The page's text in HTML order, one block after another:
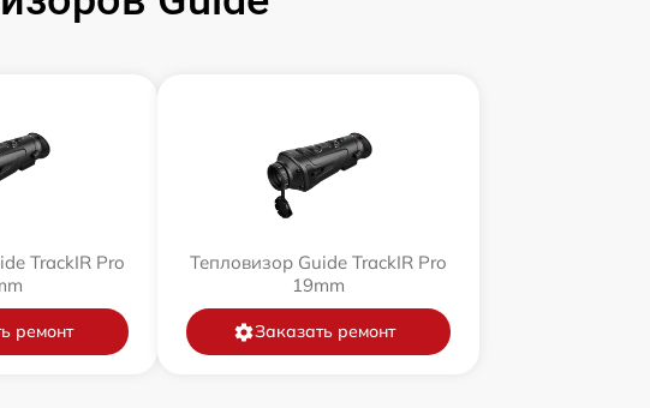
TrackIR Pro
ремонт
Тепловизор Guide TrackIR Pro
19mm
Заказать ремонт